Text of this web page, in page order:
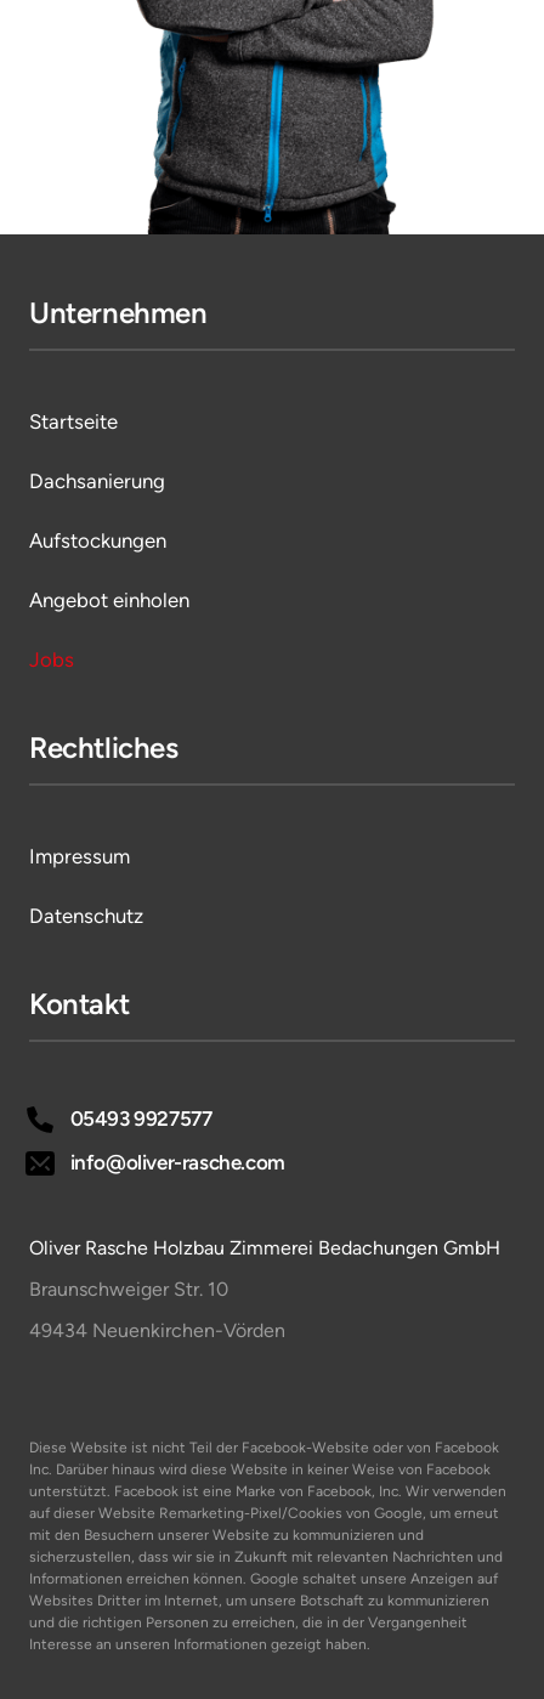
Unternehmen
Startseite
Dachsanierung
Aufstockungen
Angebot einholen
Jobs
Rechtliches
Impressum
Datenschutz
Kontakt
05493 9927577
info@oliver-rasche.com
Oliver Rasche Holzbau Zimmerei Bedachungen GmbH
Braunschweiger Str. 10
49434 Neuenkirchen-Vörden
Diese Website ist nicht Teil der Facebook-Website oder von Facebook
Inc. Darüber hinaus wird diese Website in keiner Weise von Facebook
unterstützt. Facebook ist eine Marke von Facebook, Inc. Wir verwenden
auf dieser Website Remarketing-Pixel/Cookies von Google, um erneut
mit den Besuchern unserer Website zu kommunizieren und
sicherzustellen, dass wir sie in Zukunft mit relevanten Nachrichten und
Informationen erreichen können. Google schaltet unsere Anzeigen auf
Websites Dritter im Internet, um unsere Botschaft zu kommunizieren
und die richtigen Personen zu erreichen, die in der Vergangenheit
Interesse an unseren Informationen gezeigt haben.